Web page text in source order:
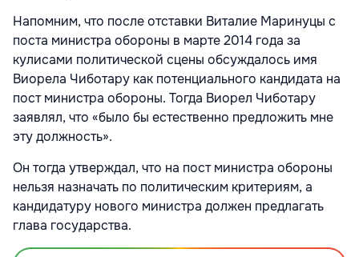
Напомним, что после отставки Виталие Маринуцы с
поста министра обороны в марте 2014 года за
кулисами политической сцены обсуждалось имя
Виорела Чиботару как потенциального кандидата на
пост министра обороны. Тогда Виорел Чиботару
заявлял, что «было бы естественно предложить мне
эту должность».
Он тогда утверждал, что на пост министра обороны
нельзя назначать по политическим критериям, а
кандидатуру нового министра должен предлагать
глава государства.